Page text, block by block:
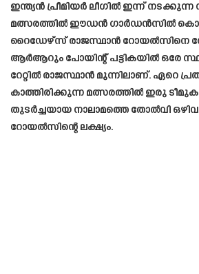
ഇന്ത്യൻ പ്രീമിയർ ലീഗിൽ ഇന്ന്
മത്സരത്തിൽ ഈഡൻ ഗാർഡൻസിൽ
റൈഡേഴ്‌സ് രാജസ്ഥാൻ റോയൽസിനെ
ആർ‌ആറും പോയിന്റ് പട്ടികയിൽ ഒരേ
റേറ്റിൽ രാജസ്ഥാൻ മുന്നിലാണ്. ഏറെ
കാത്തിരിക്കുന്ന മത്സരത്തിൽ ഇരു
തുടർച്ചയായ നാലാമത്തെ തോൽവി
റോയൽസിന്റെ ലക്ഷ്യം.